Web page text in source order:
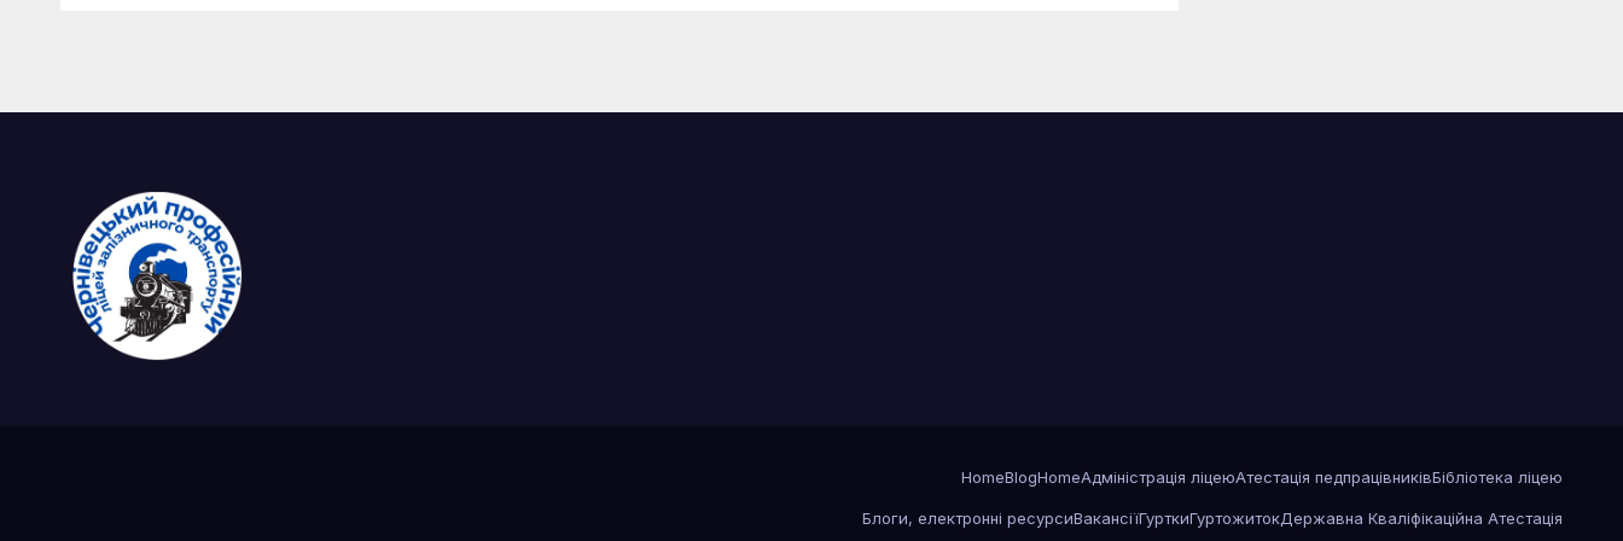
HomeBlogHomeАдміністрація ліцеюАтестація педпрацівниківБібліотека ліцею
Блоги, електронні ресурсиВакансіїГурткиГуртожитокДержавна Кваліфікаційна Атестація